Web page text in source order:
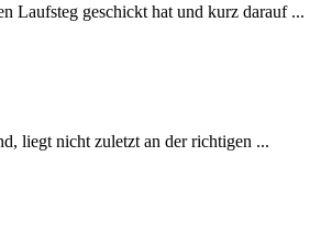
Laufsteg geschickt hat und kurz darauf ...
liegt nicht zuletzt an der richtigen ...